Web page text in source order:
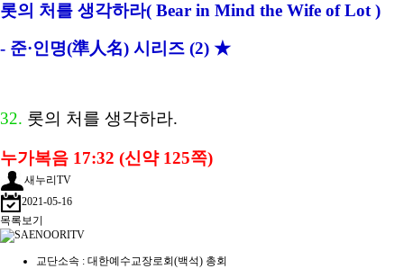
롯의 처를 생각하라( Bear in Mind the Wife of Lot )
- 준·인명(準人名) 시리즈 (2) ★
32. 롯의 처를 생각하라.
누가복음 17:32 (신약 125쪽)
새누리TV
2021-05-16
목록보기
교단소속 : 대한예수교장로회(백석) 총회